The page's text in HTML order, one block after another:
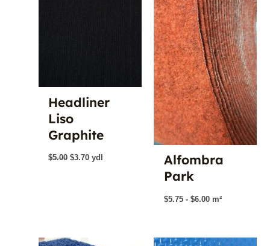
Headliner
Liso
Graphite
$5.00 El
precio
$3.70El
precio
ydl
Alfombra
Park
$5.75 - $6.00Rango
de
hasta
m²